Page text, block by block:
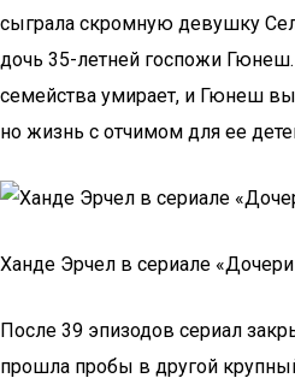
сыграла скромную девушку
дочь 35-летней госпожи
семейства умирает, и Гюнеш
но жизнь с отчимом для ее
Ханде Эрчел в сериале
После 39 эпизодов сериал
прошла пробы в другой